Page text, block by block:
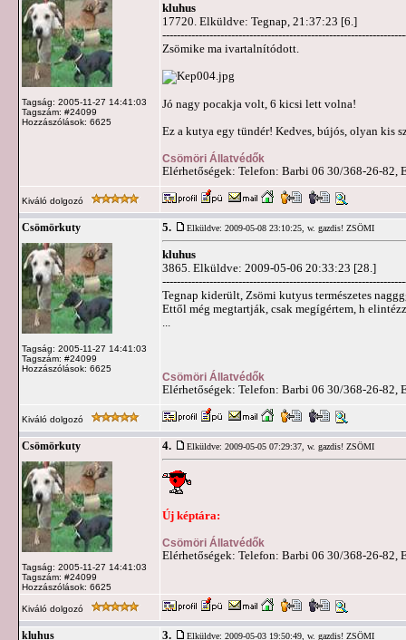
Tagság: 2005-11-27 14:41:03
Tagszám: #24099
Hozzászólások: 6625
kluhus
17720. Elküldve: Tegnap, 21:37:23 [6.]
Zsömike ma ivartalnítódott.
Jó nagy pocakja volt, 6 kicsi lett volna!
Ez a kutya egy tündér! Kedves, bújós, olyan kis
Csömöri Állatvédők
Elérhetőségek: Telefon: Barbi 06 30/368-26-82,
Kiváló dolgozó
Csömörkuty
Tagság: 2005-11-27 14:41:03
Tagszám: #24099
Hozzászólások: 6625
5. Elküldve: 2009-05-08 23:10:25, w. gazdis! ZSÖMI
kluhus
3865. Elküldve: 2009-05-06 20:33:23 [28.]
Tegnap kiderült, Zsömi kutyus természetes
Ettől még megtartják, csak megígértem, h
Csömöri Állatvédők
Elérhetőségek: Telefon: Barbi 06 30/368-26-82,
Kiváló dolgozó
Csömörkuty
Tagság: 2005-11-27 14:41:03
Tagszám: #24099
Hozzászólások: 6625
4. Elküldve: 2009-05-05 07:29:37, w. gazdis! ZSÖMI
Új képtára:
Csömöri Állatvédők
Elérhetőségek: Telefon: Barbi 06 30/368-26-82,
Kiváló dolgozó
kluhus 3. Elküldve: 2009-05-03 19:50:49, w. gazdis! ZSÖMI